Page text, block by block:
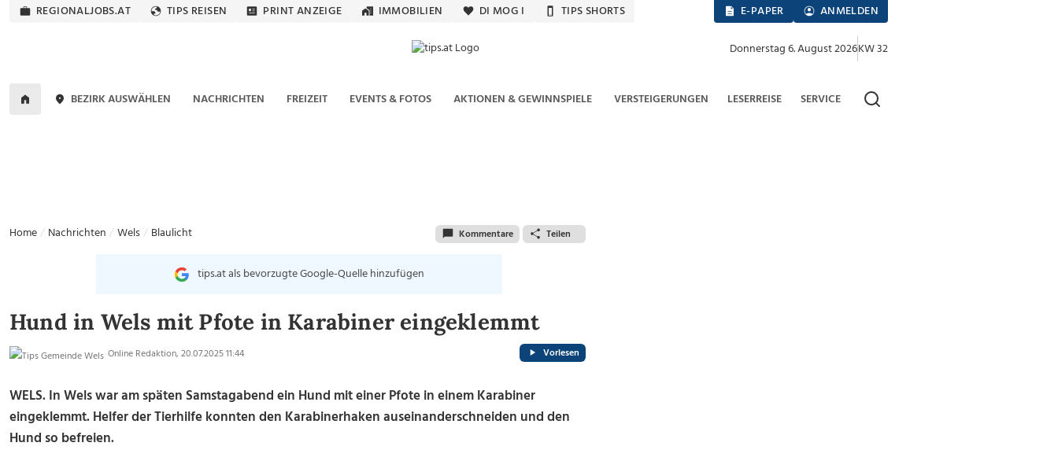
REGIONALJOBS.AT TIPS REISEN PRINT ANZEIGE IMMOBILIEN DI MOG I TIPS SHORTS E-PAPER ANMELDEN
Donnerstag 6. August 2026KW 32
BEZIRK AUSWÄHLEN NACHRICHTEN FREIZEIT EVENTS & FOTOS AKTIONEN & GEWINNSPIELE VERSTEIGERUNGEN LESERREISE SERVICE
Home Nachrichten Wels Blaulicht Kommentare Teilen
tips.at als bevorzugte Google-Quelle hinzufügen
Hund in Wels mit Pfote in Karabiner eingeklemmt
Online Redaktion, 20.07.2025 11:44 Vorlesen
WELS. In Wels war am späten Samstagabend ein Hund mit einer Pfote in einem Karabiner
eingeklemmt. Helfer der Tierhilfe konnten den Karabinerhaken auseinanderschneiden und den
Hund so befreien.